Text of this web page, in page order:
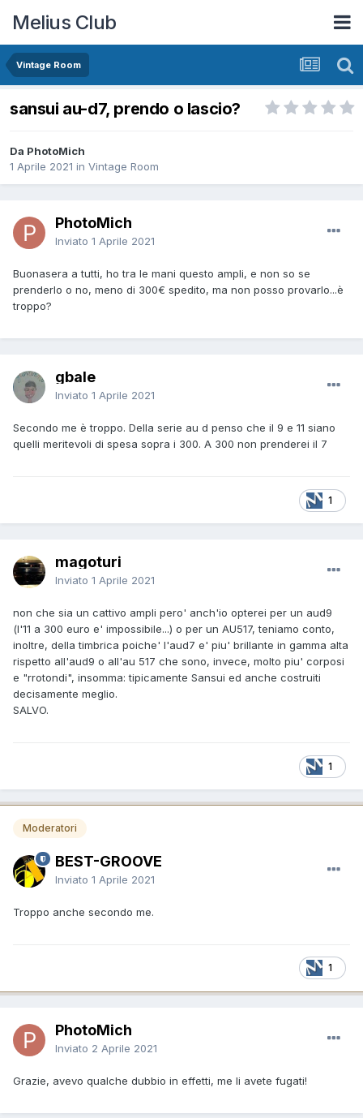
Melius Club
Vintage Room
sansui au-d7, prendo o lascio?
Da PhotoMich
1 Aprile 2021 in Vintage Room
PhotoMich
Inviato 1 Aprile 2021
Buonasera a tutti, ho tra le mani questo ampli, e non so se
prenderlo o no, meno di 300€ spedito, ma non posso provarlo...è
troppo?
gbale
Inviato 1 Aprile 2021
Secondo me è troppo. Della serie au d penso che il 9 e 11 siano
quelli meritevoli di spesa sopra i 300. A 300 non prenderei il 7
1
magoturi
Inviato 1 Aprile 2021
non che sia un cattivo ampli pero' anch'io opterei per un aud9
(l'11 a 300 euro e' impossibile...) o per un AU517, teniamo conto,
inoltre, della timbrica poiche' l'aud7 e' piu' brillante in gamma alta
rispetto all'aud9 o all'au 517 che sono, invece, molto piu' corposi
e "rrotondi", insomma: tipicamente Sansui ed anche costruiti
decisamente meglio.
SALVO.
1
Moderatori
BEST-GROOVE
Inviato 1 Aprile 2021
Troppo anche secondo me.
1
PhotoMich
Inviato 2 Aprile 2021
Grazie, avevo qualche dubbio in effetti, me li avete fugati!